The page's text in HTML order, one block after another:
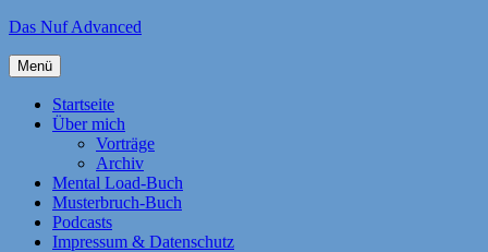
Zum
springen
Das Nuf Advanced
Menü
Startseite
Über mich
Vorträge
Archiv
Mental Load-Buch
Musterbruch-Buch
Podcasts
Impressum & Datenschutz